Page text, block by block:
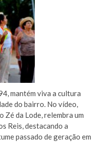
mantém viva a cultura
do bairro. No vídeo,
Zé da Lode, relembra um
Reis, destacando a
passado de geração em